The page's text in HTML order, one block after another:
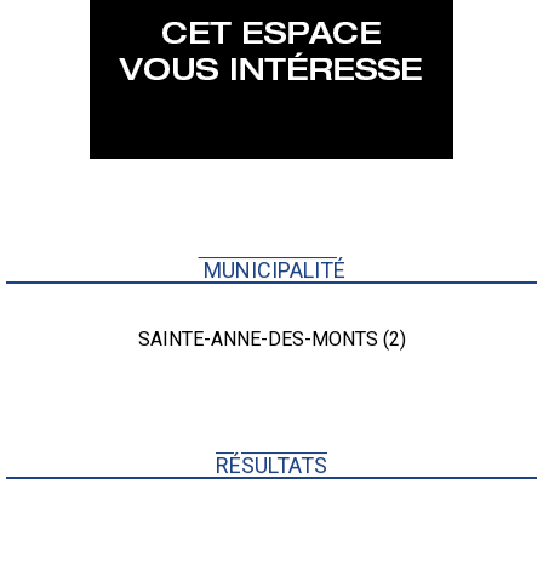
MUNICIPALITÉ
SAINTE-ANNE-DES-MONTS (2)
RÉSULTATS